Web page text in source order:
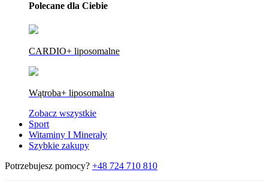
Polecane dla Ciebie
CARDIO+ liposomalne
Wątroba+ liposomalna
Zobacz wszystkie
Sport
Witaminy I Minerały
Szybkie zakupy
Potrzebujesz pomocy? +48 724 710 810